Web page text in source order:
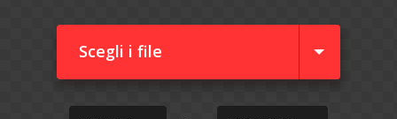
Scegli i file